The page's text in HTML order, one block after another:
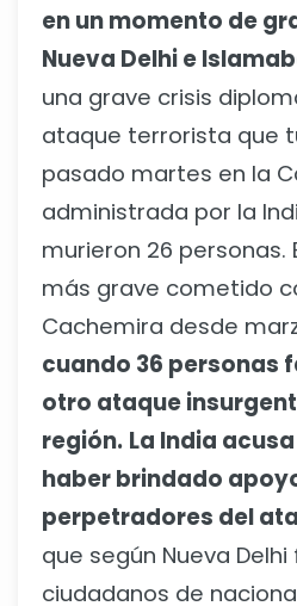
en un momento de
Nueva Delhi e
una grave crisis
ataque terrorista que
pasado martes en la
administrada por la
murieron 26 personas.
más grave cometido
Cachemira desde
cuando 36 personas
otro ataque
región. La India
haber brindado
perpetradores del
que según Nueva
ciudadanos de